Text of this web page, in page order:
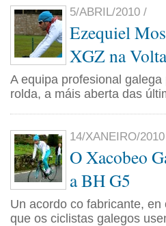
5/ABRIL/2010 /
Ezequiel
XGZ na
A equipa profesional
rolda, a máis aberta das
14/XANEIRO/
O Xacobeo
a BH G5
Un acordo co fabricante,
que os ciclistas galegos